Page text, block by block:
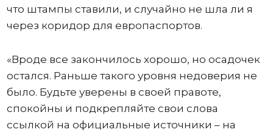
что штампы ставили, и случайно не шла ли я
через коридор для европаспортов.
«Вроде все закончилось хорошо, но осадочек
остался. Раньше такого уровня недоверия не
было. Будьте уверены в своей правоте,
спокойны и подкрепляйте свои слова
ссылкой на официальные источники – на